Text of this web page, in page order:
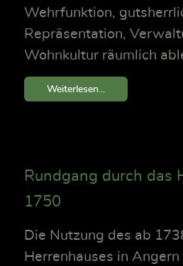
Wehrfunktion,
Repräsentation,
Wohnkultur räumlich
Weiterlesen...
Rundgang durch das
1750
Die Nutzung des ab
Herrenhauses in Angern